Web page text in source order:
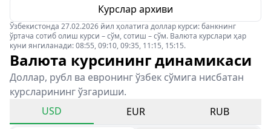
Курслар архиви
Ўзбекистонда 27.02.2026 йил ҳолатига доллар курси: банкнинг
ўртача сотиб олиш курси – сўм, сотиш – сўм. Валюта курслари ҳар
куни янгиланади: 08:55, 09:10, 09:35, 11:15, 15:15.
Валюта курсининг динамикаси
Доллар, рубл ва евронинг ўзбек сўмига нисбатан
курсларининг ўзгариши.
USD
EUR RUB